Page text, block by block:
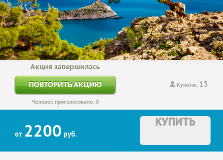
Купили: 13
Акция завершилась
ПОВТОРИТЬ АКЦИЮ
Человек проголосовало: 0
от 2200 руб.
КУПИТЬ